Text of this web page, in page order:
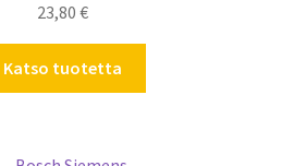
23,80 €
Katso tuotetta